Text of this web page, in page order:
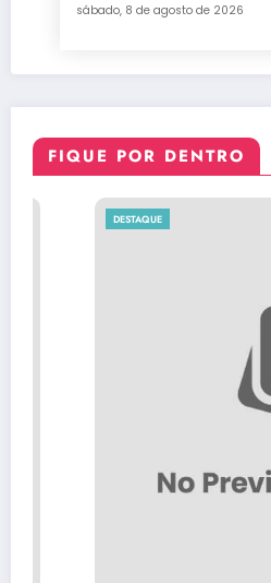
sábado, 8 de agosto de 2026
FIQUE POR DENTRO